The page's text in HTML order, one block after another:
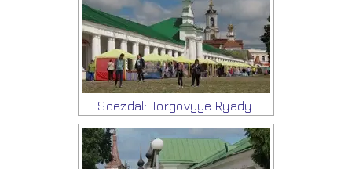
Soezdal: Torgovyye Ryady